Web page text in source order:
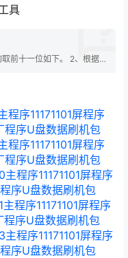
具
前十一位如下。 2、根据查
序11171101屏程序
序U盘数据刷机包
序11171101屏程序
序U盘数据刷机包
程序11171101屏程序
序U盘数据刷机包
程序11171101屏程序
序U盘数据刷机包
程序11171101屏程序
序U盘数据刷机包